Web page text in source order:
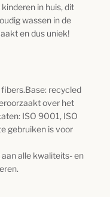
in huis, dit
wassen in de
en dus uniek!
recycled
over het
ISO 9001, ISO
gebruiken is voor
alle kwaliteits- en